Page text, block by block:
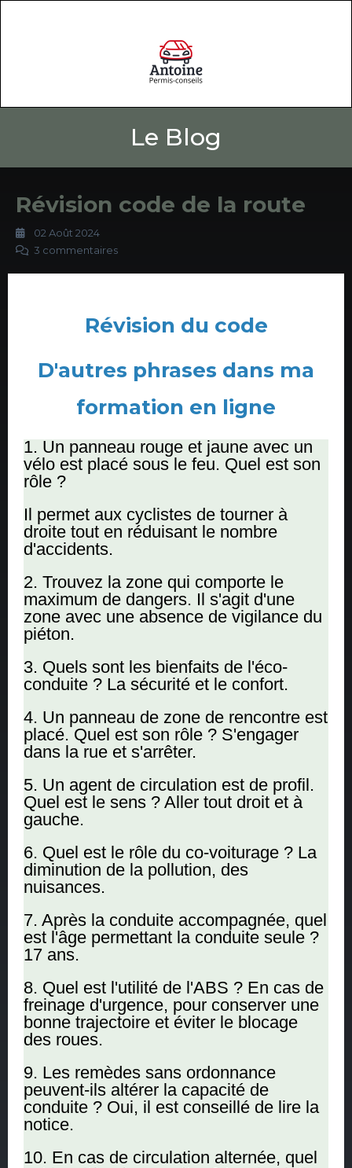
Le Blog
Révision code de la route
02 Août 2024
3 commentaires
Révision du code
D'autres phrases dans ma
formation en ligne
1. Un panneau rouge et jaune avec un
vélo est placé sous le feu. Quel est son
rôle ?
Il permet aux cyclistes de tourner à
droite tout en réduisant le nombre
d'accidents.
2. Trouvez la zone qui comporte le
maximum de dangers. Il s'agit d'une
zone avec une absence de vigilance du
piéton.
3. Quels sont les bienfaits de l'éco-
conduite ? La sécurité et le confort.
4. Un panneau de zone de rencontre est
placé. Quel est son rôle ? S'engager
dans la rue et s'arrêter.
5. Un agent de circulation est de profil.
Quel est le sens ? Aller tout droit et à
gauche.
6. Quel est le rôle du co-voiturage ? La
diminution de la pollution, des
nuisances.
7. Après la conduite accompagnée, quel
est l'âge permettant la conduite seule ?
17 ans.
8. Quel est l'utilité de l'ABS ? En cas de
freinage d'urgence, pour conserver une
bonne trajectoire et éviter le blocage
des roues.
9. Les remèdes sans ordonnance
peuvent-ils altérer la capacité de
conduite ? Oui, il est conseillé de lire la
notice.
10. En cas de circulation alternée, quel